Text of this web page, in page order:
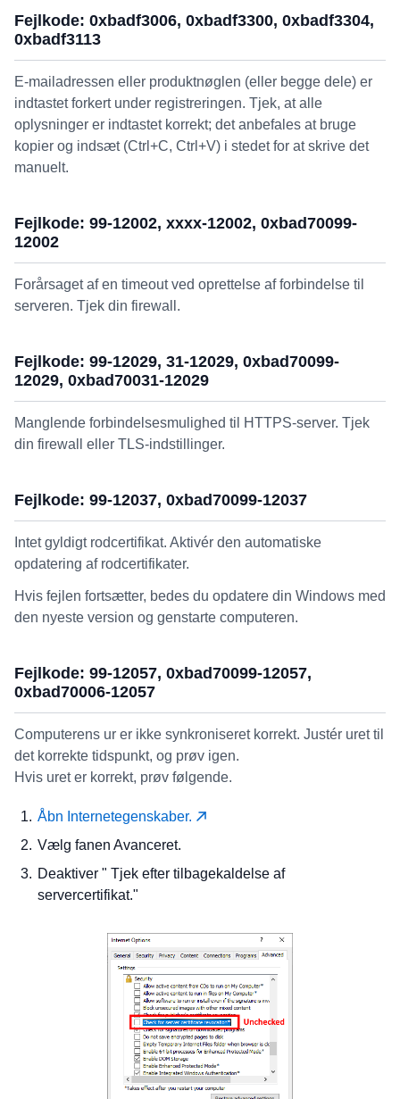
Fejlkode: 0xbadf3006, 0xbadf3300, 0xbadf3304,
0xbadf3113
E-mailadressen eller produktnøglen (eller begge dele) er
indtastet forkert under registreringen. Tjek, at alle
oplysninger er indtastet korrekt; det anbefales at bruge
kopier og indsæt (Ctrl+C, Ctrl+V) i stedet for at skrive det
manuelt.
Fejlkode: 99-12002, xxxx-12002, 0xbad70099-
12002
Forårsaget af en timeout ved oprettelse af forbindelse til
serveren. Tjek din firewall.
Fejlkode: 99-12029, 31-12029, 0xbad70099-
12029, 0xbad70031-12029
Manglende forbindelsesmulighed til HTTPS-server. Tjek
din firewall eller TLS-indstillinger.
Fejlkode: 99-12037, 0xbad70099-12037
Intet gyldigt rodcertifikat. Aktivér den automatiske
opdatering af rodcertifikater.
Hvis fejlen fortsætter, bedes du opdatere din Windows med
den nyeste version og genstarte computeren.
Fejlkode: 99-12057, 0xbad70099-12057,
0xbad70006-12057
Computerens ur er ikke synkroniseret korrekt. Justér uret til
det korrekte tidspunkt, og prøv igen.
Hvis uret er korrekt, prøv følgende.
Åbn Internetegenskaber.
Vælg fanen Avanceret.
Deaktiver " Tjek efter tilbagekaldelse af
servercertifikat."